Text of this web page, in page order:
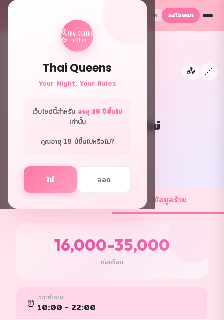
Thai Queens
Your Night, Your Rules
เว็บไซต์นี้สำหรับ อายุ 18 ปีขึ้นไป
เท่านั้น
คุณอายุ 18 ปีขึ้นไปหรือไม่?
ใช่ ออก
EN ลงโฆษณา
📤 🔗
Zira Spa เชียงใหม่
ภูเก็ต · สปา
ℹ️ ข้อมูลร้าน
16,000-35,000
ต่อเดือน
⏰ เวลาทำงาน
10:00 - 22:00